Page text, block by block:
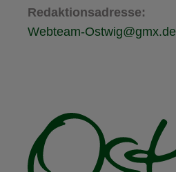
Redaktionsadresse:
Webteam-Ostwig@gmx.de